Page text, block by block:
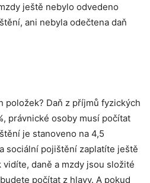
ještě nebylo odvedeno
ani nebyla odečtena daň
položek? Daň z příjmů fyzických
právnické osoby musí počítat
je stanoveno na 4,5
sociální pojištění zaplatíte ještě
vidíte, daně a mzdy jsou složité
počítat z hlavy. A pokud